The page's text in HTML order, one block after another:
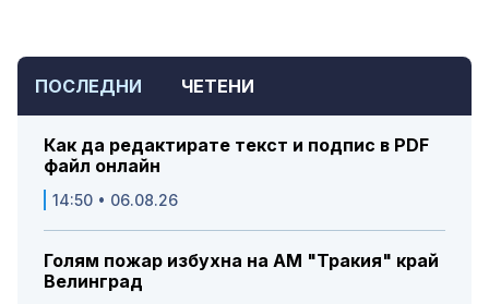
ПОСЛЕДНИ ЧЕТЕНИ
Как да редактирате текст и подпис в PDF
файл онлайн
14:50 • 06.08.26
Голям пожар избухна на АМ "Тракия" край
Велинград